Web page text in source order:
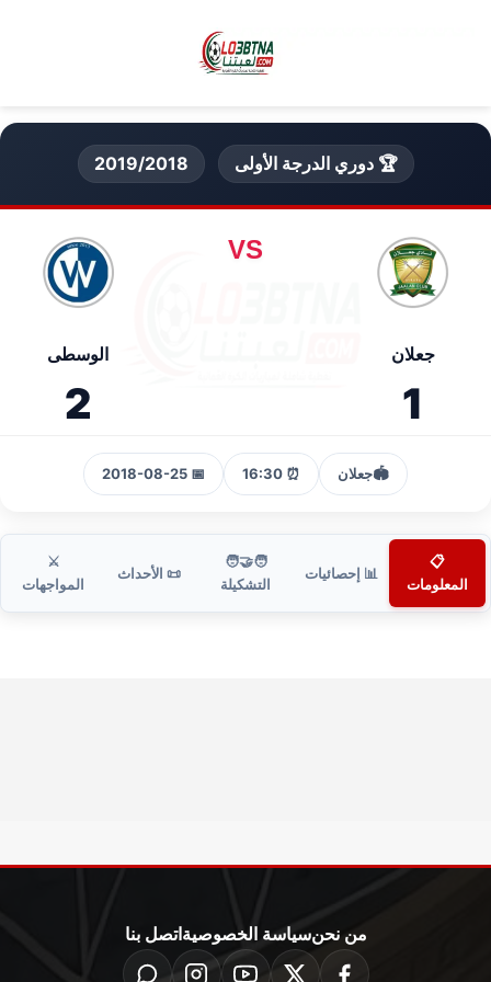
🏆 دوري الدرجة الأولى 2019/2018
جعلان
1
VS
الوسطى
2
🏟️جعلان ⏰ 16:30
📅 2018-08-25
📋
المعلومات
📊 إحصائيات
🧑‍🤝‍🧑
التشكيلة
📜 الأحداث
⚔️
المواجهات
من نحنسياسة الخصوصية اتصل بنا